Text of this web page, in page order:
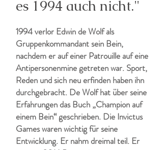
es 1994 auch nicht."
1994 verlor Edwin de Wolf als
Gruppenkommandant sein Bein,
nachdem er auf einer Patrouille auf eine
Antipersonenmine getreten war. Sport,
Reden und sich neu erfinden haben ihn
durchgebracht. De Wolf hat über seine
Erfahrungen das Buch „Champion auf
einem Bein“ geschrieben. Die Invictus
Games waren wichtig für seine
Entwicklung. Er nahm dreimal teil. Er